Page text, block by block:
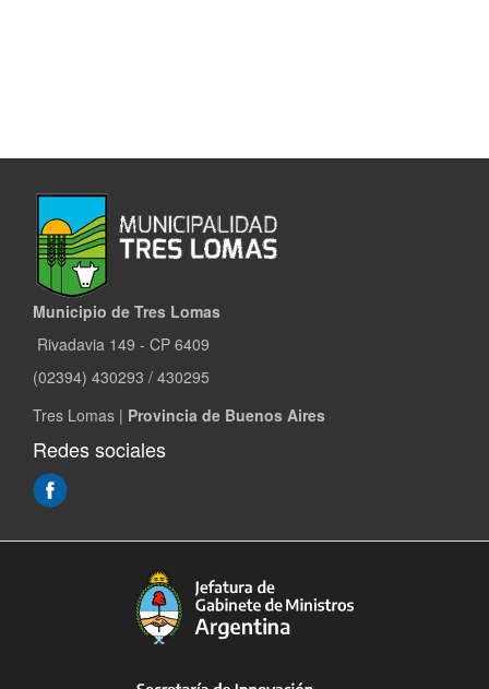
Municipio de Tres Lomas
Rivadavia 149 - CP 6409
(02394) 430293 / 430295
Tres Lomas | Provincia de Buenos Aires
Redes sociales